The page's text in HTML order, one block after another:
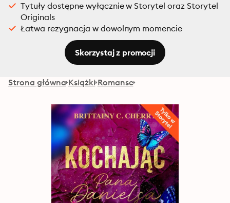
Tytuły dostępne wyłącznie w Storytel oraz Storytel
Originals
Łatwa rezygnacja w dowolnym momencie
Skorzystaj z promocji
Strona główna Książki Romanse